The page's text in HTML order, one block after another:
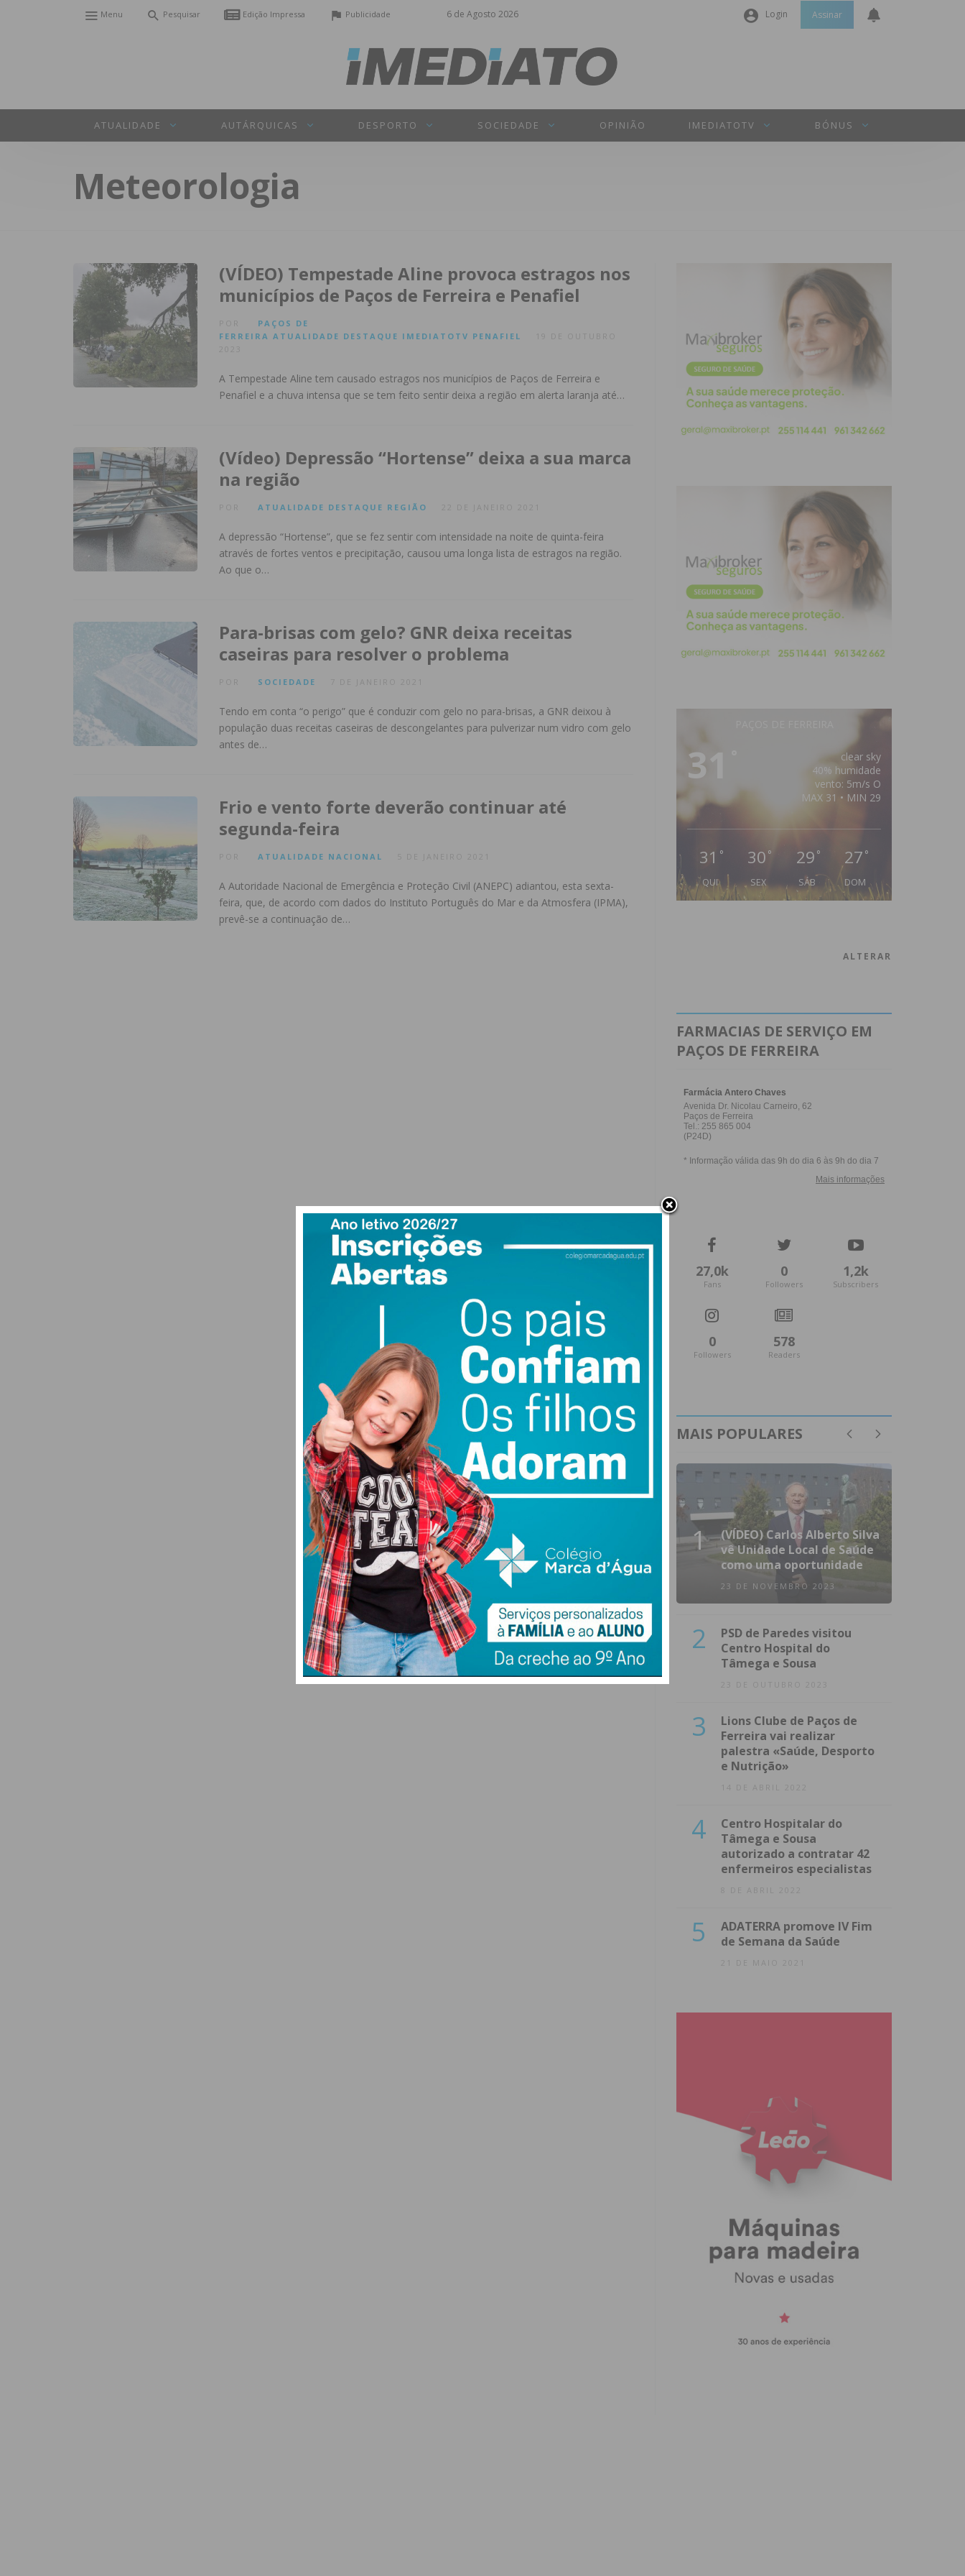
6 de Agosto 2026
Menu Pesquisar Edição Impressa Publicidade Login Assinar
ATUALIDADE AUTÁRQUICAS DESPORTO SOCIEDADE OPINIÃO IMEDIATOTV BÓNUS
Meteorologia
(VÍDEO) Tempestade Aline provoca estragos nos
municípios de Paços de Ferreira e Penafiel
PAÇOS DE
FERREIRA ATUALIDADE DESTAQUE IMEDIATOTV PENAFIEL
19 DE OUTUBRO
A Tempestade Aline tem causado estragos nos municípios de Paços de Ferreira e
Penafiel e a chuva intensa que se tem feito sentir deixa a região em alerta laranja até…
(Vídeo) Depressão “Hortense” deixa a sua marca
na região
ATUALIDADE DESTAQUE REGIÃO 22 DE JANEIRO 2021
A depressão “Hortense”, que se fez sentir com intensidade na noite de quinta-feira
através de fortes ventos e precipitação, causou uma longa lista de estragos na região.
Ao que o…
Para-brisas com gelo? GNR deixa receitas
caseiras para resolver o problema
SOCIEDADE 7 DE JANEIRO 2021
Tendo em conta “o perigo” que é conduzir com gelo no para-brisas, a GNR deixou à
população duas receitas caseiras de descongelantes para pulverizar num vidro com gelo
antes de…
Frio e vento forte deverão continuar até
segunda-feira
ATUALIDADE NACIONAL 5 DE JANEIRO 2021
A Autoridade Nacional de Emergência e Proteção Civil (ANEPC) adiantou, esta sexta-
feira, que, de acordo com dados do Instituto Português do Mar e da Atmosfera (IPMA),
prevê-se a continuação de…
31
clear sky
40% humidade
vento: 5m/s O
MAX 31 • MIN 29
31 °
QUI
30 °
SEX
29 °
SÁB
27 °
DOM
ALTERAR
FARMACIAS DE SERVIÇO EM
PAÇOS DE FERREIRA
27,0k
Fans
0
Followers
1,2k
Subscribers
0
Followers
578
Readers
MAIS POPULARES
1
(VÍDEO) Carlos Alberto Silva
vê Unidade Local de Saúde
como uma oportunidade
23 DE NOVEMBRO 2023
2
PSD de Paredes visitou
Centro Hospital do
Tâmega e Sousa
23 DE OUTUBRO 2023
3
Lions Clube de Paços de
Ferreira vai realizar
palestra «Saúde, Desporto
e Nutrição»
14 DE ABRIL 2022
4
Centro Hospitalar do
Tâmega e Sousa
autorizado a contratar 42
enfermeiros especialistas
8 DE ABRIL 2022
5
ADATERRA promove IV Fim
de Semana da Saúde
21 DE MAIO 2021